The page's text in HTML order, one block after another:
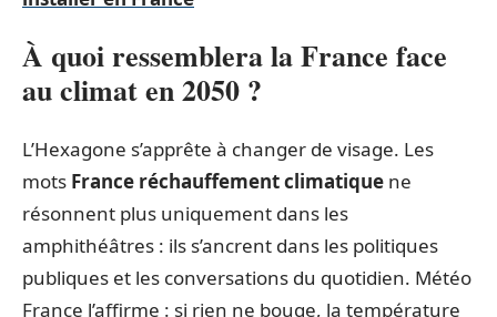
À quoi ressemblera la France face
au climat en 2050 ?
L’Hexagone s’apprête à changer de visage. Les
mots France réchauffement climatique ne
résonnent plus uniquement dans les
amphithéâtres : ils s’ancrent dans les politiques
publiques et les conversations du quotidien. Météo
France l’affirme : si rien ne bouge, la température